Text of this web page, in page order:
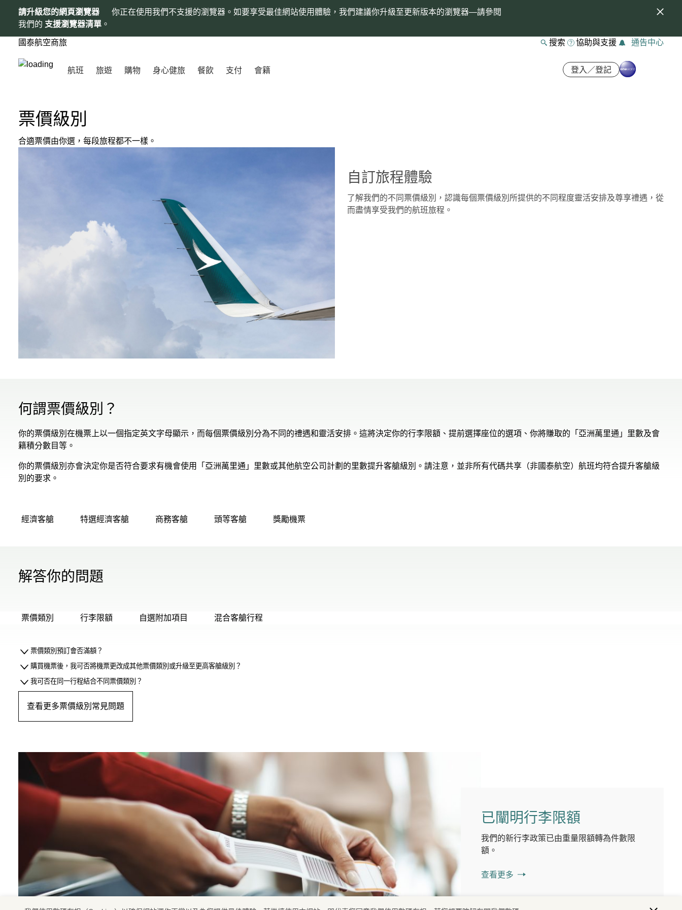
請升級您的網頁瀏覽器
你正在使用我們不支援的瀏覽器。如要享受最佳網站使用體驗，我們建議你升級至更新版本的瀏覽器—請參閱
我們的 支援瀏覽器清單 。
國泰航空商旅 搜索 協助與支援 通告中心
航班 旅遊 購物 身心健旅 餐飲 支付 會籍 登入／登記
票價級別
合適票價由你選，每段旅程都不一樣。
自訂旅程體驗
了解我們的不同票價級別，認識每個票價級別所提供的不同程度靈活安排及尊享禮遇，從
而盡情享受我們的航班旅程。
何謂票價級別？
你的票價級別在機票上以一個指定英文字母顯示，而每個票價級別分為不同的禮遇和靈活安排。這將決定你的行李限額、提前選擇座位的選項、你將賺取的「亞洲萬里通」里數及會
籍積分數目等。
你的票價級別亦會決定你是否符合要求有機會使用「亞洲萬里通」里數或其他航空公司計劃的里數提升客艙級別。請注意，並非所有代碼共享（非國泰航空）航班均符合提升客艙級
別的要求。
經濟客艙 特選經濟客艙 商務客艙 頭等客艙 獎勵機票
解答你的問題
票價類別 行李限額 自選附加項目 混合客艙行程
票價類別預訂會否滿額？
購買機票後，我可否將機票更改成其他票價類別或升級至更高客艙級別？
我可否在同一行程結合不同票價類別？
查看更多票價級別常見問題
已闡明行李限額
我們的新行李政策已由重量限額轉為件數限
額。
查看更多